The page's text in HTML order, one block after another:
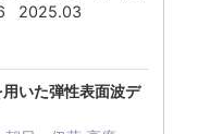
2025.03
いた弾性表面波デ